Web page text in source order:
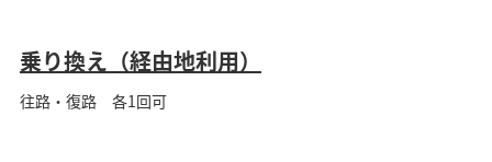
乗り換え（経由地利用）
往路・復路 各1回可